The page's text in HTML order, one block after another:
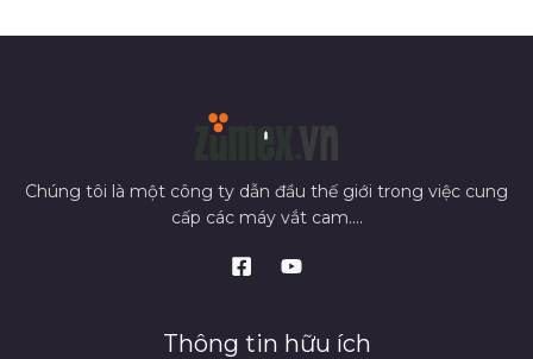
Chúng tôi là một công ty dẫn đầu thế giới trong việc cung
cấp các máy vắt cam....
Thông tin hữu ích